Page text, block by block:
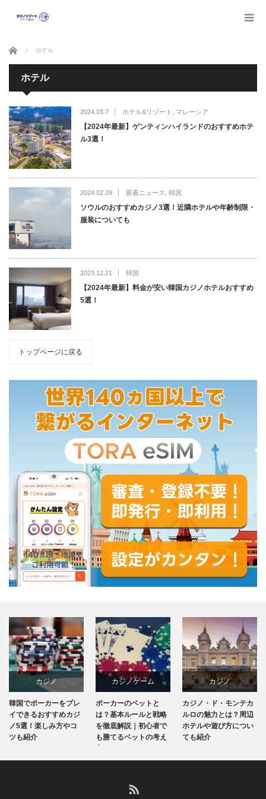
ホーム ホテル
ホテル
2024.03.7 ホテル&リゾート マレーシア
【2024年最新】ゲンティンハイランドのおすすめホテ
ル3選！
2024.02.29 新着ニュース 韓国
ソウルのおすすめカジノ3選！近隣ホテルや年齢制限・
服装についても
2023.12.21 韓国
【2024年最新】料金が安い韓国カジノホテルおすすめ
5選！
トップページに戻る
カジノ
韓国
韓国でポーカーをプレ
イできるおすすめカジ
ノ5選！楽しみ方やコ
ツも紹介
カジノゲーム
カジノ攻略法
ポーカーのベットと
は？基本ルールと戦略
を徹底解説｜初心者で
も勝てるベットの考え
方
カジノ
ホテル&リゾート
モナコ
カジノ・ド・モンテカ
ルロの魅力とは？周辺
ホテルや遊び方につい
ても紹介